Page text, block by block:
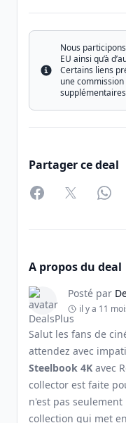
Info
Nous
EU ainsi qu’à
Certains liens
une
Partager ce deal
FacebookTwitter
A propos du deal
Posté par
il y a 11
Salut les fans de
attendez avec
Steelbook 4K avec
collector est faite
n'est pas
collection qui met